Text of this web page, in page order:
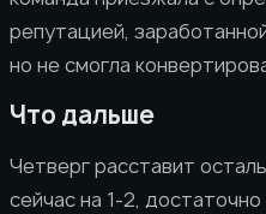
репутацией,
но не смогла
Что дальше
Четверг расставит
сейчас на 1-2,